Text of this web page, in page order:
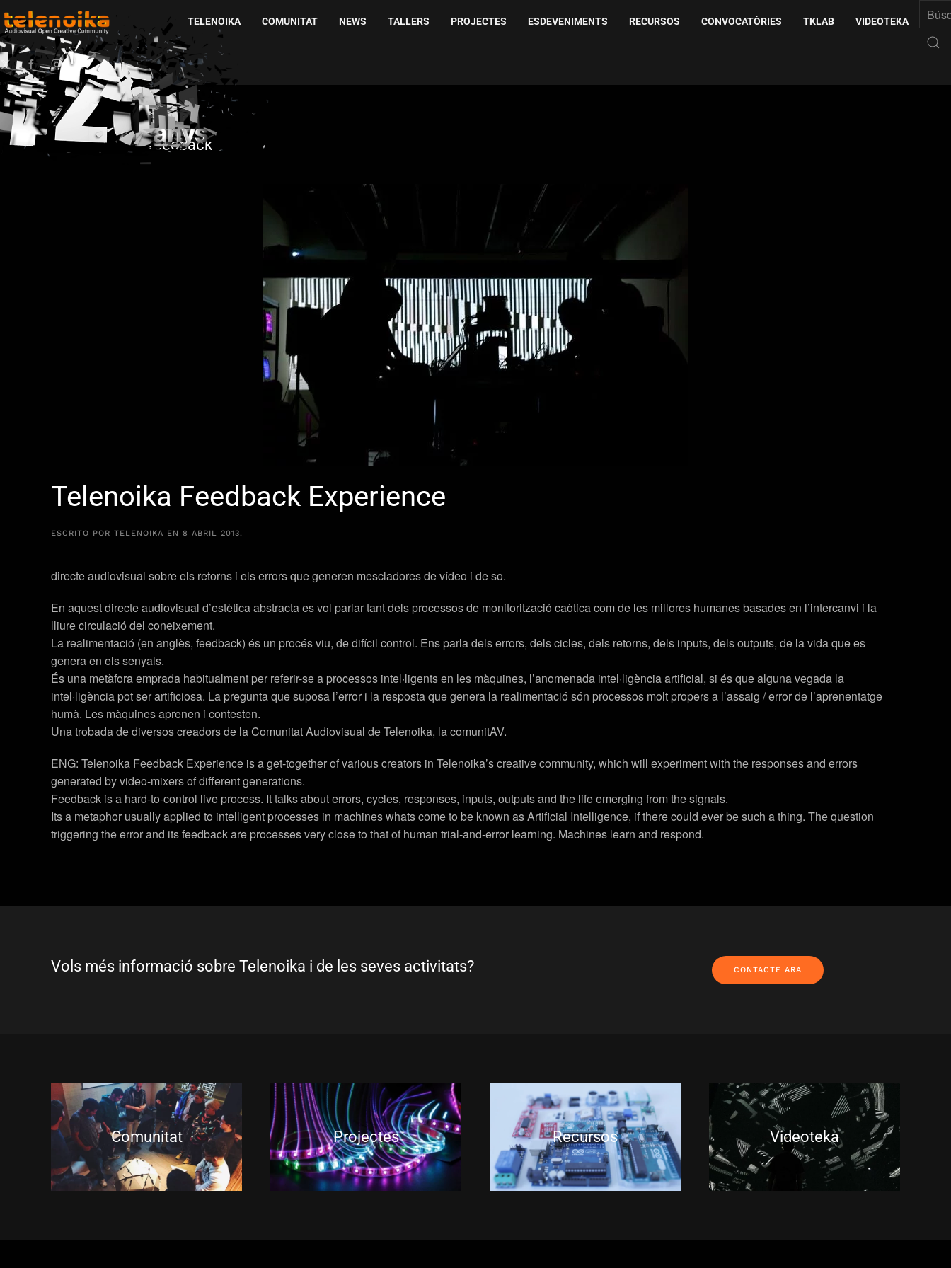
Ir al contenido principal
TELENOIKA COMUNITAT NEWS TALLERS PROJECTES ESDEVENIMENTS RECURSOS CONVOCATÒRIES TKLAB VIDEOTEKA
tag projectes:feedback
Telenoika Feedback Experience
ESCRITO POR TELENOIKA EN 8 ABRIL 2013.
directe audiovisual sobre els retorns i els errors que generen mescladores de vídeo i de so.
En aquest directe audiovisual d’estètica abstracta es vol parlar tant dels processos de monitorització caòtica com de les millores humanes basades en l’intercanvi i la
lliure circulació del coneixement.
La realimentació (en anglès, feedback) és un procés viu, de difícil control. Ens parla dels errors, dels cicles, dels retorns, dels inputs, dels outputs, de la vida que es
genera en els senyals.
És una metàfora emprada habitualment per referir-se a processos intel·ligents en les màquines, l’anomenada intel·ligència artificial, si és que alguna vegada la
intel·ligència pot ser artificiosa. La pregunta que suposa l’error i la resposta que genera la realimentació són processos molt propers a l’assaig / error de l’aprenentatge
humà. Les màquines aprenen i contesten.
Una trobada de diversos creadors de la Comunitat Audiovisual de Telenoika, la comunitAV.
ENG: Telenoika Feedback Experience is a get-together of various creators in Telenoika’s creative community, which will experiment with the responses and errors
generated by video-mixers of different generations.
Feedback is a hard-to-control live process. It talks about errors, cycles, responses, inputs, outputs and the life emerging from the signals.
Its a metaphor usually applied to intelligent processes in machines whats come to be known as Artificial Intelligence, if there could ever be such a thing. The question
triggering the error and its feedback are processes very close to that of human trial-and-error learning. Machines learn and respond.
Vols més informació sobre Telenoika i de les seves activitats? CONTACTE ARA
Comunitat Projectes Recursos Videoteka